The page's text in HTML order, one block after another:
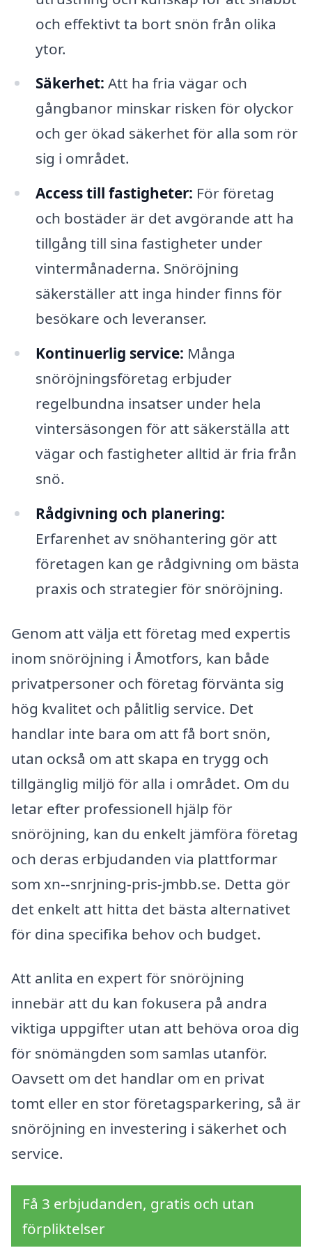
och effektivt ta bort snön från olika
ytor.
Säkerhet: Att ha fria vägar och
gångbanor minskar risken för olyckor
och ger ökad säkerhet för alla som rör
sig i området.
Access till fastigheter: För företag
och bostäder är det avgörande att ha
tillgång till sina fastigheter under
vintermånaderna. Snöröjning
säkerställer att inga hinder finns för
besökare och leveranser.
Kontinuerlig service: Många
snöröjningsföretag erbjuder
regelbundna insatser under hela
vintersäsongen för att säkerställa att
vägar och fastigheter alltid är fria från
snö.
Rådgivning och planering:
Erfarenhet av snöhantering gör att
företagen kan ge rådgivning om bästa
praxis och strategier för snöröjning.
Genom att välja ett företag med expertis
inom snöröjning i Åmotfors, kan både
privatpersoner och företag förvänta sig
hög kvalitet och pålitlig service. Det
handlar inte bara om att få bort snön,
utan också om att skapa en trygg och
tillgänglig miljö för alla i området. Om du
letar efter professionell hjälp för
snöröjning, kan du enkelt jämföra företag
och deras erbjudanden via plattformar
som xn--snrjning-pris-jmbb.se. Detta gör
det enkelt att hitta det bästa alternativet
för dina specifika behov och budget.
Att anlita en expert för snöröjning
innebär att du kan fokusera på andra
viktiga uppgifter utan att behöva oroa dig
för snömängden som samlas utanför.
Oavsett om det handlar om en privat
tomt eller en stor företagsparkering, så är
snöröjning en investering i säkerhet och
service.
Få 3 erbjudanden, gratis och utan
förpliktelser